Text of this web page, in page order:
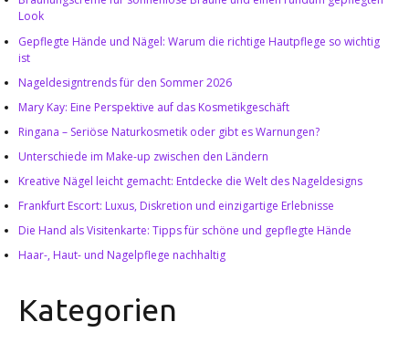
Look
Gepflegte Hände und Nägel: Warum die richtige Hautpflege so wichtig
ist
Nageldesigntrends für den Sommer 2026
Mary Kay: Eine Perspektive auf das Kosmetikgeschäft
Ringana – Seriöse Naturkosmetik oder gibt es Warnungen?
Unterschiede im Make-up zwischen den Ländern
Kreative Nägel leicht gemacht: Entdecke die Welt des Nageldesigns
Frankfurt Escort: Luxus, Diskretion und einzigartige Erlebnisse
Die Hand als Visitenkarte: Tipps für schöne und gepflegte Hände
Haar-, Haut- und Nagelpflege nachhaltig
Kategorien